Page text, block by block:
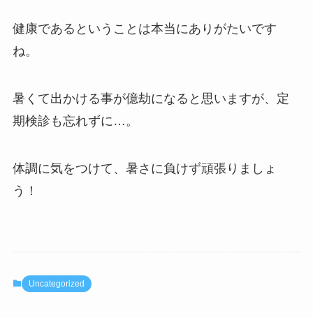
健康であるということは本当にありがたいです
ね。
暑くて出かける事が億劫になると思いますが、定
期検診も忘れずに…。
体調に気をつけて、暑さに負けず頑張りましょ
う！
Uncategorized